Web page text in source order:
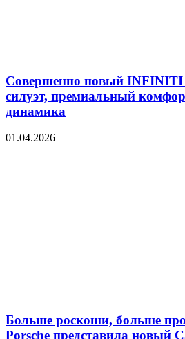
Совершенно новый INFINITI
силуэт, премиальный
динамика
01.04.2026
Больше роскоши, больше
Porsche представила новый